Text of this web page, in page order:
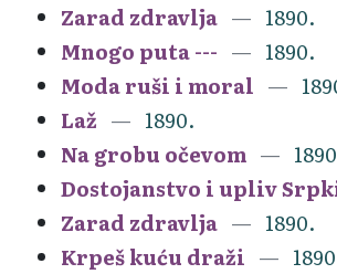
Zarad zdravlja
1890.
Mnogo puta ---
1890.
Moda ruši i moral
Laž
1890.
Na grobu očevom
Dostojanstvo i upliv
Zarad zdravlja
1890.
Krpeš kuću draži